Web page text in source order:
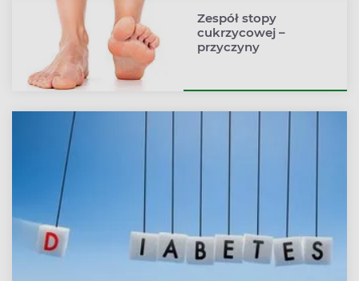
Zespół stopy
cukrzycowej –
przyczyny